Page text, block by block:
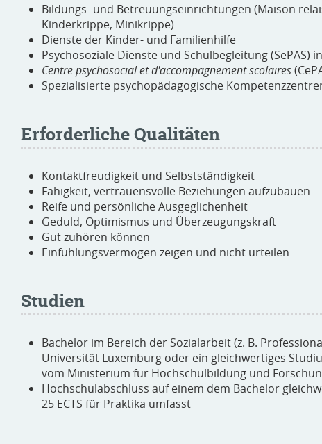
Bildungs- und Betreuungseinrichtungen (Maison
Kinderkrippe, Minikrippe)
Dienste der Kinder- und Familienhilfe
Psychosoziale Dienste und Schulbegleitung (SePAS)
Centre psychosocial et d'accompagnement scolaires
Spezialisierte psychopädagogische
Erforderliche Qualitäten
Kontaktfreudigkeit und Selbstständigkeit
Fähigkeit, vertrauensvolle Beziehungen aufzubauen
Reife und persönliche Ausgeglichenheit
Geduld, Optimismus und Überzeugungskraft
Gut zuhören können
Einfühlungsvermögen zeigen und nicht urteilen
Studien
Bachelor im Bereich der Sozialarbeit (z. B.
Universität Luxemburg oder ein gleichwertiges
vom Ministerium für Hochschulbildung und
Hochschulabschluss auf einem dem Bachelor
25 ECTS für Praktika umfasst